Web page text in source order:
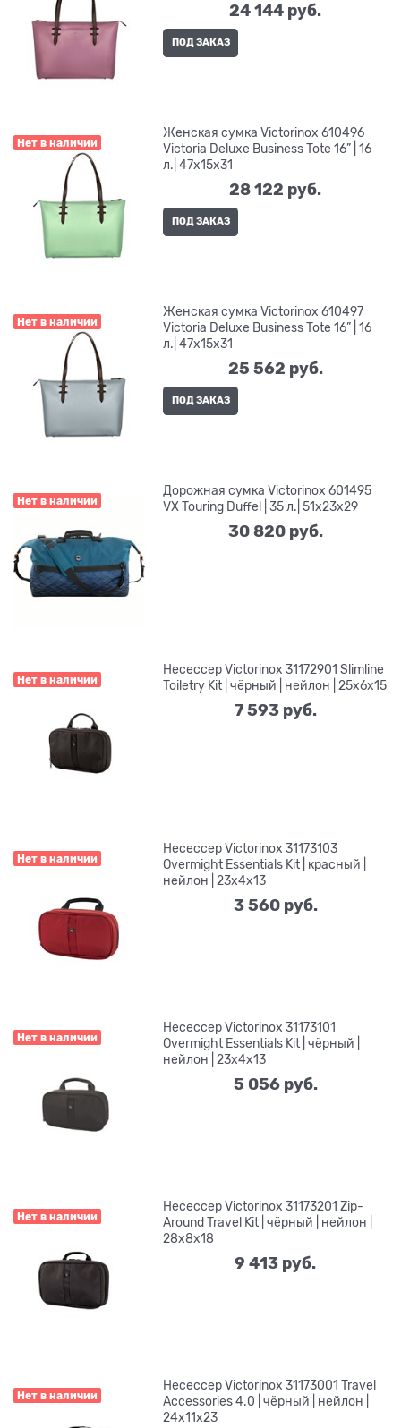
24 144 руб.
ПОД ЗАКАЗ
Нет в наличии
Женская сумка Victorinox 610496
Victoria Deluxe Business Tote 16” | 16
л.| 47x15x31
28 122 руб.
ПОД ЗАКАЗ
Нет в наличии
Женская сумка Victorinox 610497
Victoria Deluxe Business Tote 16” | 16
л.| 47x15x31
25 562 руб.
ПОД ЗАКАЗ
Нет в наличии
Дорожная сумка Victorinox 601495
VX Touring Duffel | 35 л.| 51x23x29
30 820 руб.
Нет в наличии
Несессер Victorinox 31172901 Slimline
Toiletry Kit | чёрный | нейлон | 25x6x15
7 593 руб.
Нет в наличии
Несессер Victorinox 31173103
Overmight Essentials Kit | красный |
нейлон | 23x4x13
3 560 руб.
Нет в наличии
Несессер Victorinox 31173101
Overmight Essentials Kit | чёрный |
нейлон | 23x4x13
5 056 руб.
Нет в наличии
Несессер Victorinox 31173201 Zip-
Around Travel Kit | чёрный | нейлон |
28x8x18
9 413 руб.
Нет в наличии
Несессер Victorinox 31173001 Travel
Accessories 4.0 | чёрный | нейлон |
24x11x23